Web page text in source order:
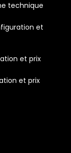
technique
et
et prix
et prix